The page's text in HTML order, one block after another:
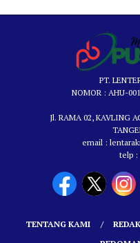
PT.
NOMOR : AHU-
Jl. RAMA 02, KAVLING
email :
telp :
TENTANG KAMI